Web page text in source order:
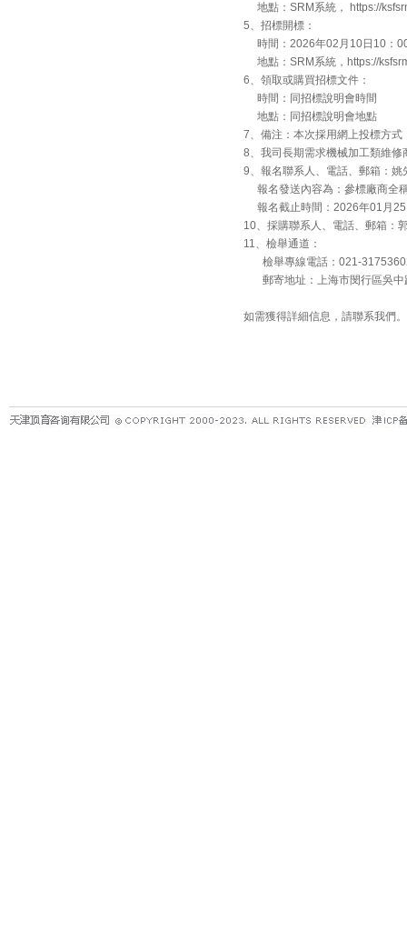
地點：SRM系統， https://
5、招標開標：
時間：2026年02月10日10：
地點：SRM系統，https://
6、領取或購買招標文件：
時間：同招標說明會時間
地點：同招標說明會地點
7、備注：本次採用網上投標方
8、我司長期需求機械加工類維
9、報名聯系人、電話、郵箱：
報名發送內容為：參標廠商全
報名截止時間：2026年01月
10、採購聯系人、電話、郵箱：
11、檢舉通道：
檢舉專線電話：021-
郵寄地址：上海市閔行區吳中
如需獲得詳細信息，請聯系我們。